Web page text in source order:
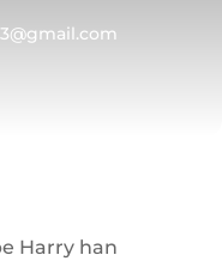
Harry han